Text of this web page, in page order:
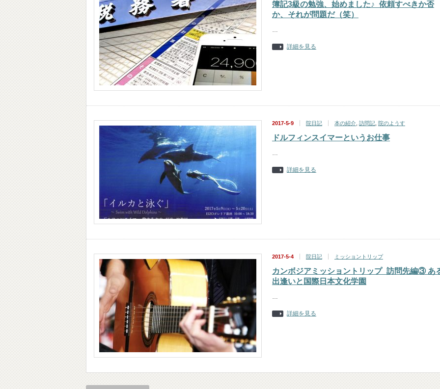
簿記3級の勉強、始めました♪_依頼すべきか否
か、それが問題だ（笑）
…
詳細を見る
2017-5-9 院日記 本の紹介 訪問記 院のようす
ドルフィンスイマーというお仕事
…
詳細を見る
2017-5-4 院日記 ミッショントリップ
カンボジアミッショントリップ_訪問先編③ あ
出逢いと国際日本文化学園
…
詳細を見る